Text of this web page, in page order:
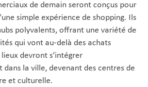
de demain seront conçus pour
simple expérience de shopping. Ils
polyvalents, offrant une variété de
qui vont au-delà des achats
devront s’intégrer
dans la ville, devenant des centres de
et culturelle.